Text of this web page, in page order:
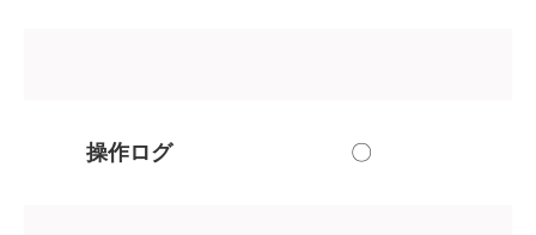
操作ログ 〇